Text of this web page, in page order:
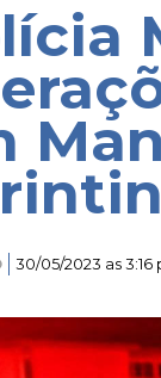
30/05/2023 as 3:16